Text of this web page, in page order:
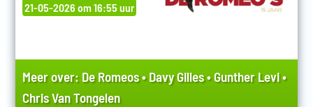
21-05-2026 om 16:55 uur
Meer over: De Romeos•Davy Gilles•Gunther Levi•
Chris Van Tongelen